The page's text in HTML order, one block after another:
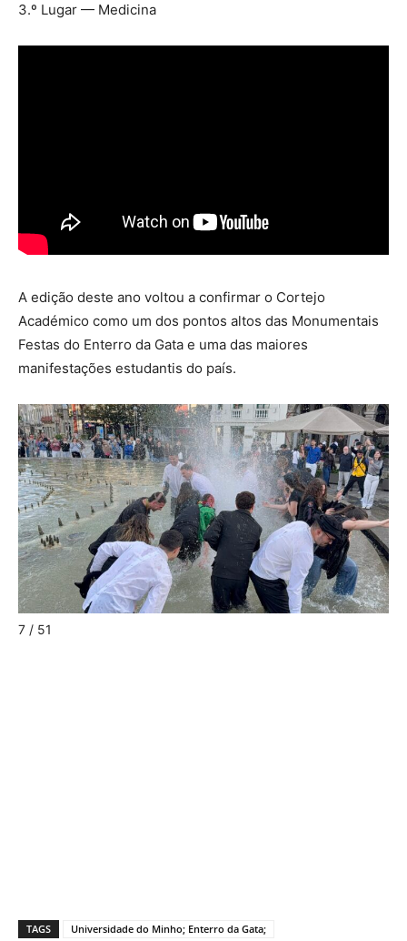
3.º Lugar — Medicina
A edição deste ano voltou a confirmar o Cortejo
Académico como um dos pontos altos das Monumentais
Festas do Enterro da Gata e uma das maiores
manifestações estudantis do país.
8 / 51
TAGS Universidade do Minho; Enterro da Gata;